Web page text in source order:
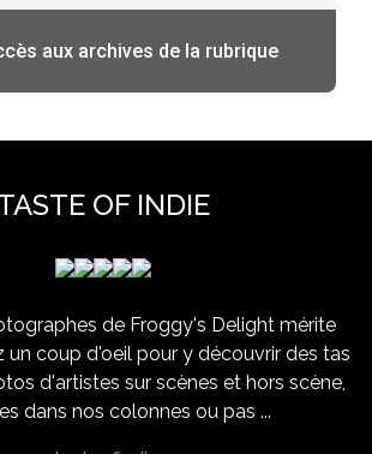
aux archives de la rubrique
OF INDIE
de Froggy's Delight mérite
un coup d'oeil pour y découvrir des tas
d'artistes sur scènes et hors scène,
dans nos colonnes ou pas ...